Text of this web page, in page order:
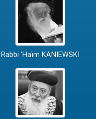
Rabbi 'Haïm KANIEWSKI